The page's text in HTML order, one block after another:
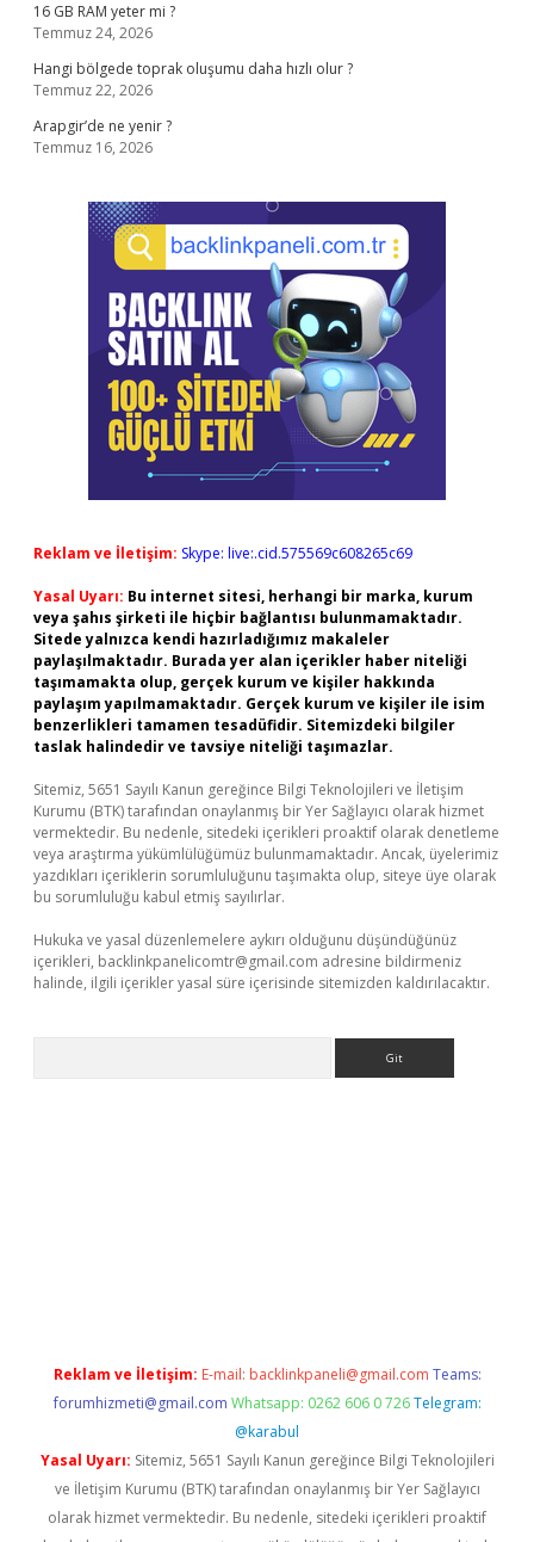
16 GB RAM yeter mi ?
Temmuz 24, 2026
Hangi bölgede toprak oluşumu daha hızlı olur ?
Temmuz 22, 2026
Arapgir’de ne yenir ?
Temmuz 16, 2026
Reklam ve İletişim: Skype: live:.cid.575569c608265c69
Yasal Uyarı: Bu internet sitesi, herhangi bir marka, kurum
veya şahıs şirketi ile hiçbir bağlantısı bulunmamaktadır.
Sitede yalnızca kendi hazırladığımız makaleler
paylaşılmaktadır. Burada yer alan içerikler haber niteliği
taşımamakta olup, gerçek kurum ve kişiler hakkında
paylaşım yapılmamaktadır. Gerçek kurum ve kişiler ile isim
benzerlikleri tamamen tesadüfidir. Sitemizdeki bilgiler
taslak halindedir ve tavsiye niteliği taşımazlar.
Sitemiz, 5651 Sayılı Kanun gereğince Bilgi Teknolojileri ve İletişim
Kurumu (BTK) tarafından onaylanmış bir Yer Sağlayıcı olarak hizmet
vermektedir. Bu nedenle, sitedeki içerikleri proaktif olarak denetleme
veya araştırma yükümlülüğümüz bulunmamaktadır. Ancak, üyelerimiz
yazdıkları içeriklerin sorumluluğunu taşımakta olup, siteye üye olarak
bu sorumluluğu kabul etmiş sayılırlar.
Hukuka ve yasal düzenlemelere aykırı olduğunu düşündüğünüz
içerikleri, backlinkpanelicomtr@gmail.com adresine bildirmeniz
halinde, ilgili içerikler yasal süre içerisinde sitemizden kaldırılacaktır.
Reklam ve İletişim: E-mail: backlinkpaneli@gmail.com Teams:
forumhizmeti@gmail.com Whatsapp: 0262 606 0 726 Telegram:
@karabul
Yasal Uyarı: Sitemiz, 5651 Sayılı Kanun gereğince Bilgi Teknolojileri
ve İletişim Kurumu (BTK) tarafından onaylanmış bir Yer Sağlayıcı
olarak hizmet vermektedir. Bu nedenle, sitedeki içerikleri proaktif